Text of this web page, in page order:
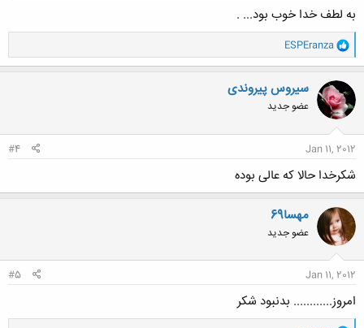
به لطف خدا خوب بود... .
و
ا
ک
ن
ش
ه
ا
ESPEranza
سیروس پیروندی
عضو جدید
Jan 11, 2012
#4
شکرخدا حالا که عالی بوده
مهسا69
عضو جدید
Jan 11, 2012
#5
امروز............ بدنبود شکر